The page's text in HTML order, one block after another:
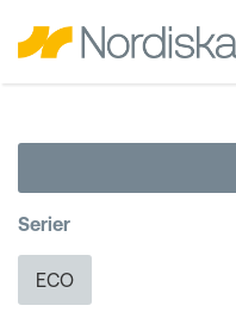
Laga & Förvara
Serier
ECO